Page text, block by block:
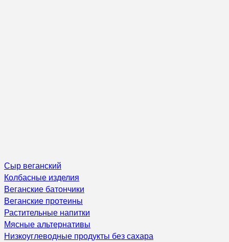
Сыр веганский
Колбасные изделия
Веганские батончики
Веганские протеины
Растительные напитки
Мясные альтернативы
Низкоуглеводные продукты без сахара